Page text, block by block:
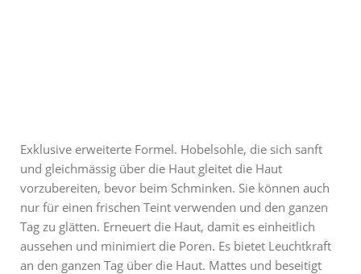
Exklusive erweiterte Formel. Hobelsohle, die sich sanft
und gleichmässig über die Haut gleitet die Haut
vorzubereiten, bevor beim Schminken. Sie können auch
nur für einen frischen Teint verwenden und den ganzen
Tag zu glätten. Erneuert die Haut, damit es einheitlich
aussehen und minimiert die Poren. Es bietet Leuchtkraft
an den ganzen Tag über die Haut. Mattes und beseitigt